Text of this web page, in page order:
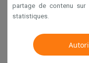
Krëfel NV -
partage de contenu
statistiques.